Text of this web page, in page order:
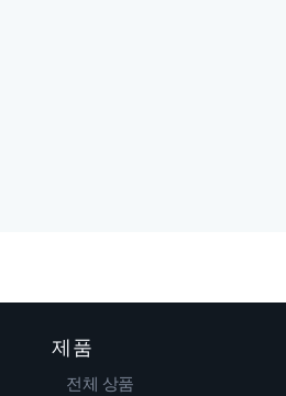
제품
전체 상품